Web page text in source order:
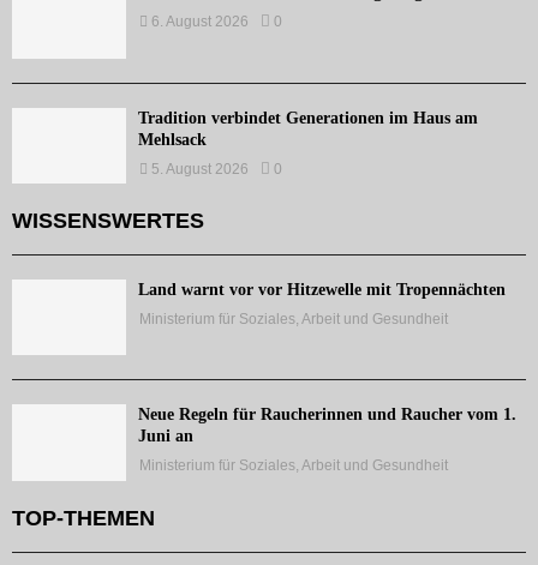
6. August 2026 0
Tradition verbindet Generationen im Haus am
Mehlsack
5. August 2026 0
WISSENSWERTES
Land warnt vor vor Hitzewelle mit Tropennächten
Ministerium für Soziales, Arbeit und Gesundheit
Neue Regeln für Raucherinnen und Raucher vom 1.
Juni an
Ministerium für Soziales, Arbeit und Gesundheit
TOP-THEMEN